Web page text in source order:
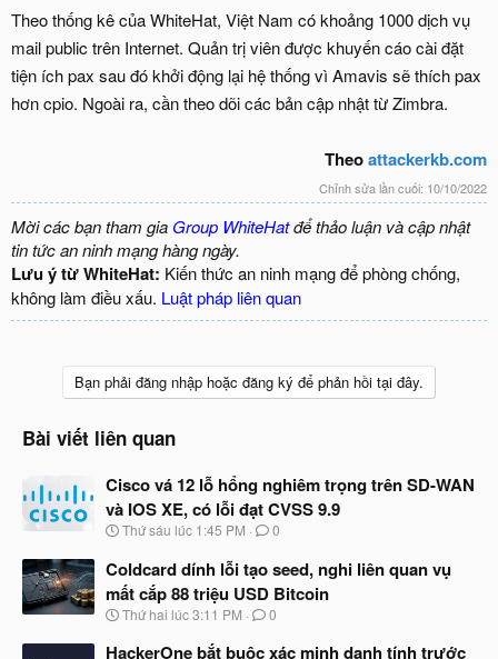
Theo thống kê của WhiteHat, Việt Nam có khoảng 1000 dịch vụ
mail public trên Internet. Quản trị viên được khuyến cáo cài đặt
tiện ích pax sau đó khởi động lại hệ thống vì Amavis sẽ thích pax
hơn cpio. Ngoài ra, cần theo dõi các bản cập nhật từ Zimbra.
Theoattackerkb.com
Chỉnh sửa lần cuối: 10/10/2022
Mời các bạn tham gia Group WhiteHatđể thảo luận và cập nhật
tin tức an ninh mạng hàng ngày.
Lưu ý từ WhiteHat: Kiến thức an ninh mạng để phòng chống,
không làm điều xấu. Luật pháp liên quan
Bạn phải đăng nhập hoặc đăng ký để phản hồi tại đây.
Bài viết liên quan
Cisco vá 12 lỗ hổng nghiêm trọng trên SD-WAN
và IOS XE, có lỗi đạt CVSS 9.9
N
à
y
b
ắ
đ
Thứ sáu lúc 1:45 PM 0
Coldcard dính lỗi tạo seed, nghi liên quan vụ
mất cắp 88 triệu USD Bitcoin
N
à
Thứ hai lúc 3:11 PM 0
HackerOne bắt buộc xác minh danh tính trước